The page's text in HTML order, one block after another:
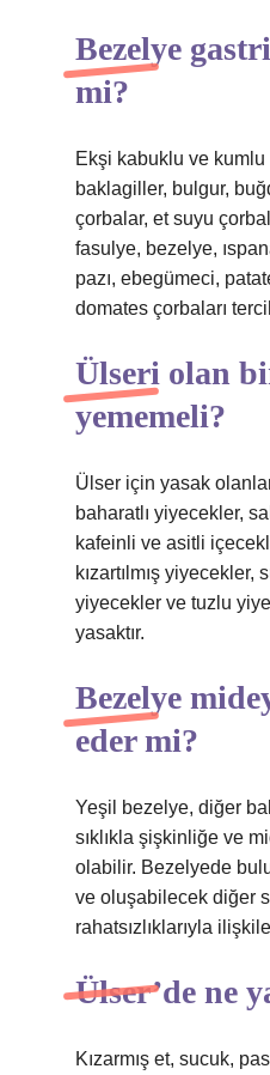
Bezelye
mi?
Ekşi kabuklu ve
baklagiller, bulgur,
çorbalar, et suyu
fasulye, bezelye,
pazı, ebegümeci,
domates çorbaları
Ülseri olan
yememeli?
Ülser için yasak
baharatlı yiyecekler,
kafeinli ve asitli
kızartılmış yiyecekler,
yiyecekler ve tuzlu
yasaktır.
Bezelye
eder mi?
Yeşil bezelye, diğer
sıklıkla şişkinliğe ve
olabilir. Bezelyede
ve oluşabilecek diğer
rahatsızlıklarıyla
Ülser’de ne
Kızarmış et, sucuk,